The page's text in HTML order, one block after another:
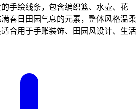
手绘线条，包含编织篮、水壶、花
春日田园气息的元素，整体风格温柔
合用于手账装饰、田园风设计、生活